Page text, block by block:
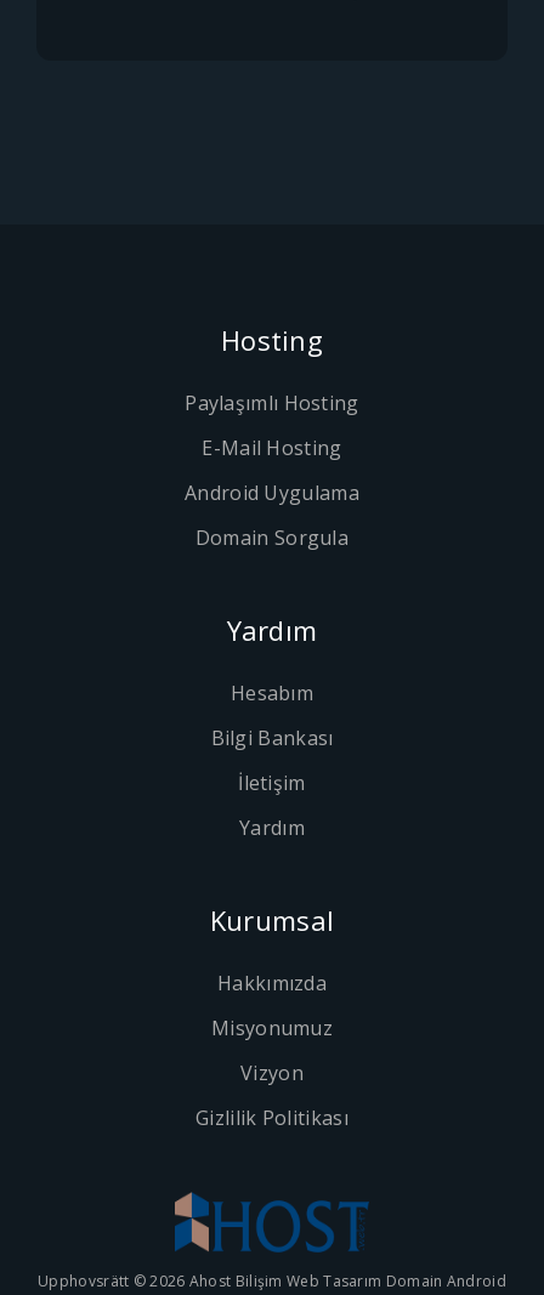
Hosting
Paylaşımlı Hosting
E-Mail Hosting
Android Uygulama
Domain Sorgula
Yardım
Hesabım
Bilgi Bankası
İletişim
Yardım
Kurumsal
Hakkımızda
Misyonumuz
Vizyon
Gizlilik Politikası
Upphovsrätt © 2026 Ahost Bilişim Web Tasarım Domain Android